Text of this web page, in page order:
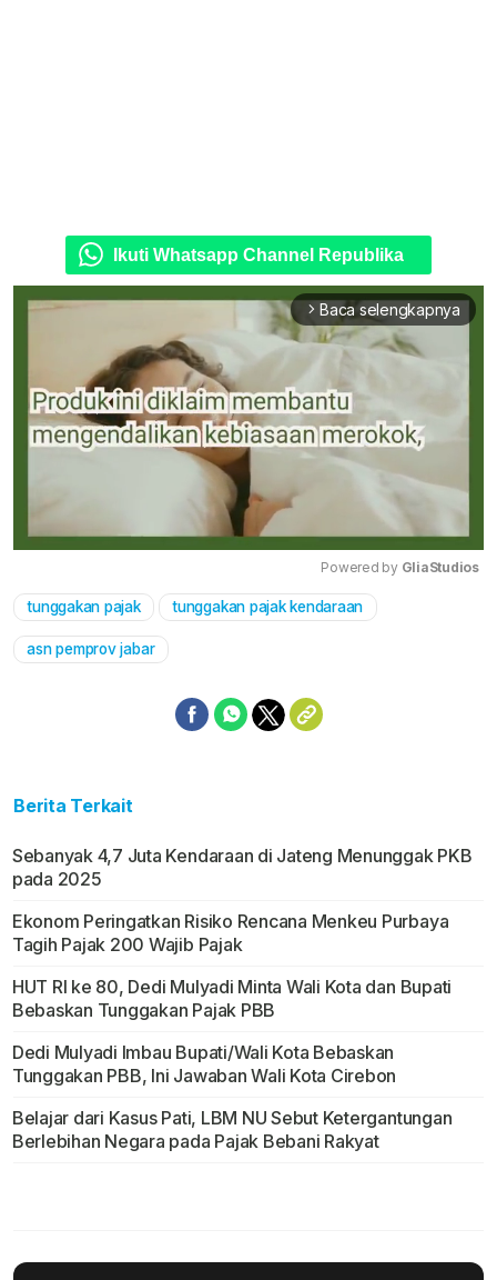
Ikuti Whatsapp Channel Republika
arrow_forward_ios Baca selengkapnya
Powered by GliaStudios
tunggakan pajak tunggakan pajak kendaraan
asn pemprov jabar
Berita Terkait
Sebanyak 4,7 Juta Kendaraan di Jateng Menunggak PKB
pada 2025
Ekonom Peringatkan Risiko Rencana Menkeu Purbaya
Tagih Pajak 200 Wajib Pajak
HUT RI ke 80, Dedi Mulyadi Minta Wali Kota dan Bupati
Bebaskan Tunggakan Pajak PBB
Dedi Mulyadi Imbau Bupati/Wali Kota Bebaskan
Tunggakan PBB, Ini Jawaban Wali Kota Cirebon
Belajar dari Kasus Pati, LBM NU Sebut Ketergantungan
Berlebihan Negara pada Pajak Bebani Rakyat